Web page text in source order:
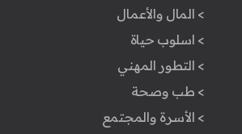
> المال والأعمال
> اسلوب حياة
> التطور المهني
> طب وصحة
> الأسرة والمجتمع